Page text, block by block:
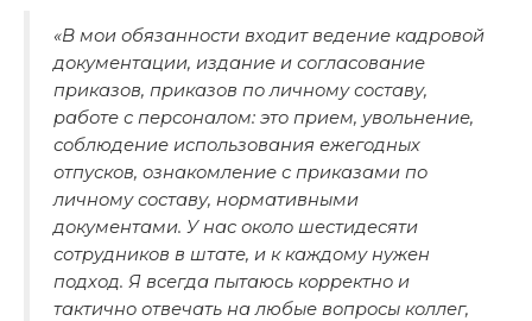
«В мои обязанности входит ведение кадровой
документации, издание и согласование
приказов, приказов по личному составу,
работе с персоналом: это прием, увольнение,
соблюдение использования ежегодных
отпусков, ознакомление с приказами по
личному составу, нормативными
документами. У нас около шестидесяти
сотрудников в штате, и к каждому нужен
подход. Я всегда пытаюсь корректно и
тактично отвечать на любые вопросы коллег,